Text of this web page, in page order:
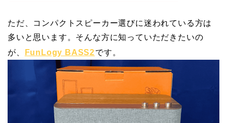
ただ、コンパクトスピーカー選びに迷われている方は
多いと思います。そんな方に知っていただきたいの
が、
FunLogy BASS2です。